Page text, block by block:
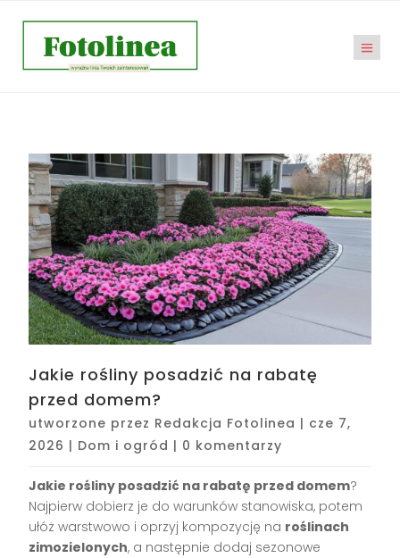
Jakie rośliny posadzić na rabatę
przed domem?
utworzone przez Redakcja Fotolinea | cze 7,
2026 | Dom i ogród | 0 komentarzy
Jakie rośliny posadzić na rabatę przed domem?
Najpierw dobierz je do warunków stanowiska, potem
ułóż warstwowo i oprzyj kompozycję na roślinach
zimozielonych, a następnie dodaj sezonowe